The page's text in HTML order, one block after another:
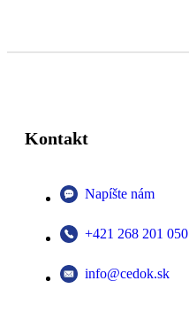
Kontakt
Napíšte nám
+421 268 201 050
info@cedok.sk